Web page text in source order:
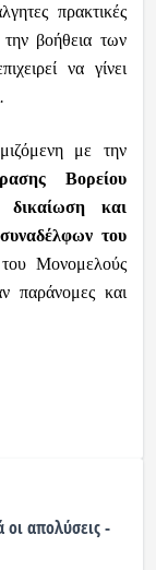
πρακτικές
βοήθεια των
να γίνει
με την
Βορείου
δικαίωση και
του
του Μονομελούς
παράνομες και
οι απολύσεις -